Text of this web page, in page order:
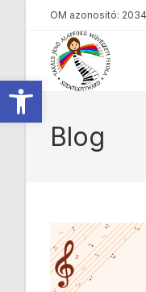
Eszköztár
OM azonosító:
Blog